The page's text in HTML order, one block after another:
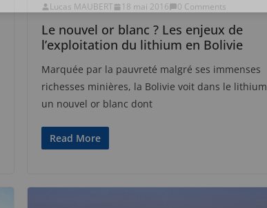
Lucas MAUBERT 18 mai 2016 0 Comments
Le nouvel or blanc ? Les enjeux de
l’exploitation du lithium en Bolivie
Marquée par la pauvreté malgré ses immenses
richesses minières, la Bolivie voit dans le lithium
un nouvel or blanc dont
Read More